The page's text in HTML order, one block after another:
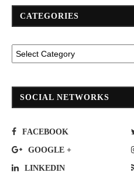
CATEGORIES
SOCIAL NETWORKS
FACEBOOK
GOOGLE +
LINKEDIN